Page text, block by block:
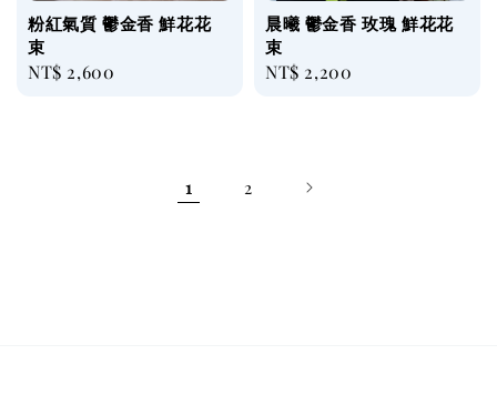
粉紅氣質 鬱金香 鮮花花
束
Regular
NT$ 2,600
晨曦 鬱金香 玫瑰 鮮花花
束
Regular
NT$ 2,200
1 2